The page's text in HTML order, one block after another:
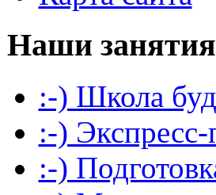
Наши занятия
:-) Школа
:-) Экспресс-
:-)